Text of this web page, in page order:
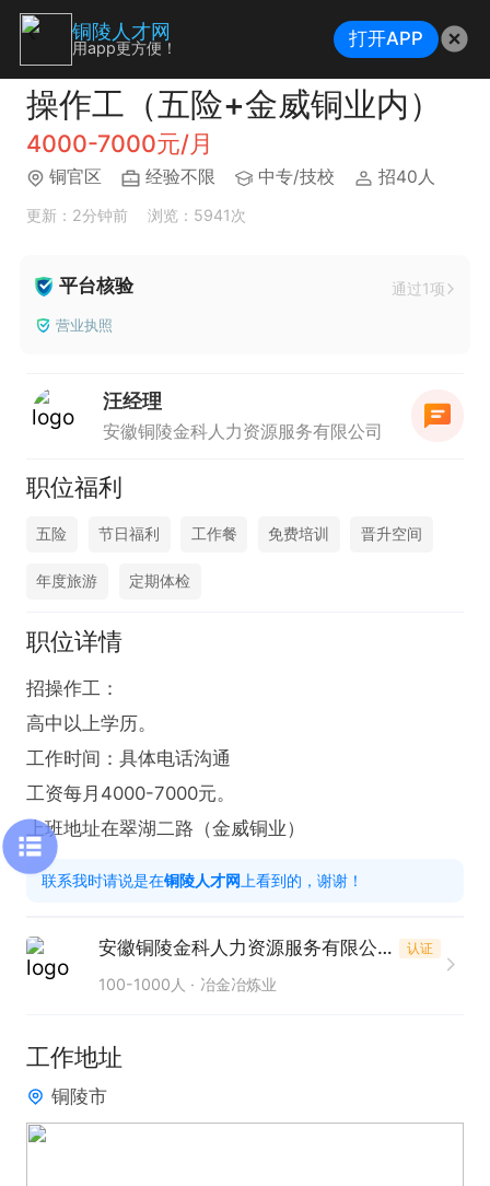
操作工（五险+金威铜业内）
4000-7000元/月
铜官区 经验不限 中专/技校 招40人
更新：2分钟前 浏览：5941次
平台核验 通过1项
营业执照
汪经理
安徽铜陵金科人力资源服务有限公司
职位福利
五险 节日福利 工作餐 免费培训 晋升空间
年度旅游 定期体检
职位详情
招操作工：
高中以上学历。
工作时间：具体电话沟通
工资每月4000-7000元。
上班地址在翠湖二路（金威铜业）
联系我时请说是在铜陵人才网 上看到的，谢谢！
安徽铜陵金科人力资源服务有限公司 认证
100-1000人 冶金冶炼业
工作地址
铜陵市
铜陵人才网
用app更方便！ 打开APP